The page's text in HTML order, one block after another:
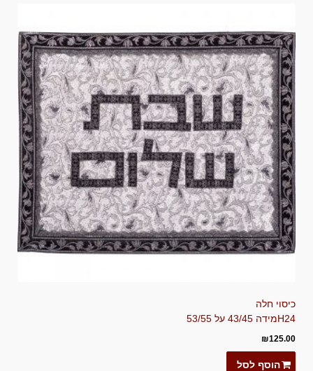
כיסוי חלה
H24מידה 43/45 על 53/55
₪125.00
הוסף לסל